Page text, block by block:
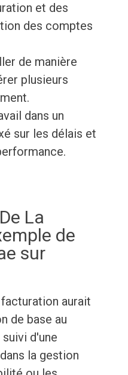
et des
des comptes
de manière
plusieurs
dans un
sur les délais et
La
de
sur
aurait
de base au
d'une
la gestion